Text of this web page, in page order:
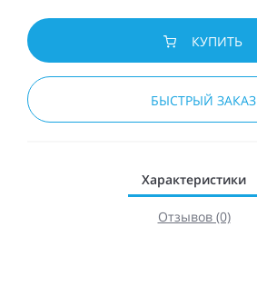
КУПИТЬ
БЫСТРЫЙ ЗАКАЗ
Характеристики
Отзывов (0)